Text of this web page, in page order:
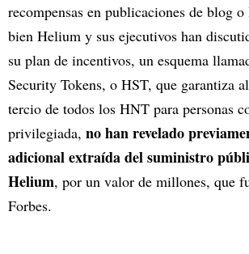
recompensas en publicaciones de blog
bien Helium y sus ejecutivos han
su plan de incentivos, un esquema
Security Tokens, o HST, que garantiza
tercio de todos los HNT para personas
privilegiada, no han revelado
adicional extraída del suministro
Helium, por un valor de millones, que
Forbes.